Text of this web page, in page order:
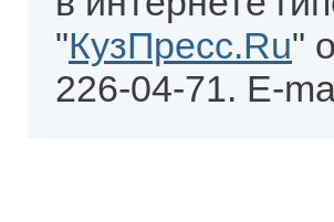
"КузПресс.Ru"
226-04-71. E-